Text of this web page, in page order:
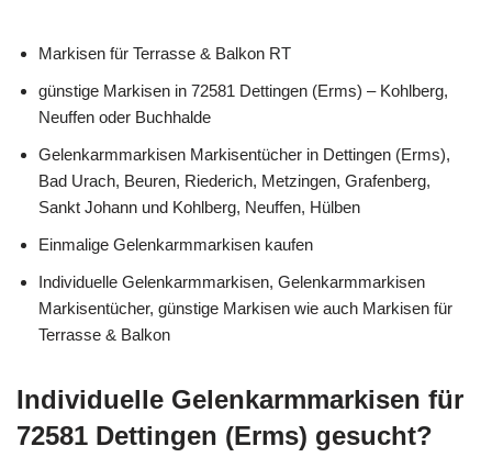
Markisen für Terrasse & Balkon RT
günstige Markisen in 72581 Dettingen (Erms) – Kohlberg,
Neuffen oder Buchhalde
Gelenkarmmarkisen Markisentücher in Dettingen (Erms),
Bad Urach, Beuren, Riederich, Metzingen, Grafenberg,
Sankt Johann und Kohlberg, Neuffen, Hülben
Einmalige Gelenkarmmarkisen kaufen
Individuelle Gelenkarmmarkisen, Gelenkarmmarkisen
Markisentücher, günstige Markisen wie auch Markisen für
Terrasse & Balkon
Individuelle Gelenkarmmarkisen für
72581 Dettingen (Erms) gesucht?